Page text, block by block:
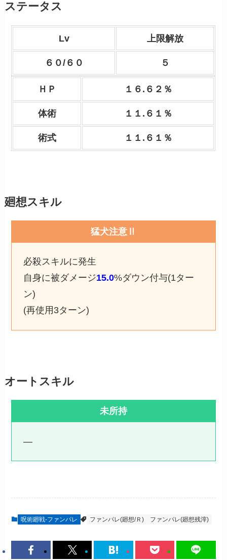
ステータス
Lv 上限解放
６０/６０ ５
ＨＰ １６.６２％
体術 １１.６１％
術式 １１.６１％
廻想スキル
猛犬注意Ⅱ
必殺スキルに発生
自身に被ダメージ15.0%ダウン付与(1ター
ン)
(再使用3ターン)
オートスキル
未所持
—
呪術廻戦-ファンパレ ファンパレ(廻想/Ｒ) ファンパレ(廻想残滓)